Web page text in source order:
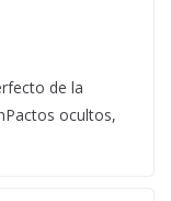
de la
ocultos,